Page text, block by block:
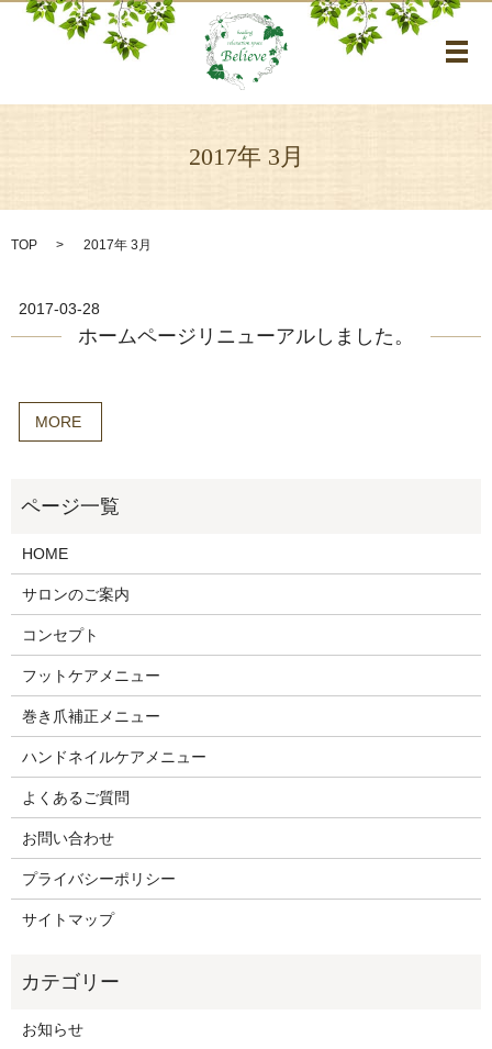
メ
2017年 3月
TOP 2017年 3月
2017-03-28
ホームページリニューアルしました。
MORE
HOME
サロンのご案内
コンセプト
フットケアメニュー
巻き爪補正メニュー
ハンドネイルケアメニュー
よくあるご質問
お問い合わせ
プライバシーポリシー
サイトマップ
お知らせ